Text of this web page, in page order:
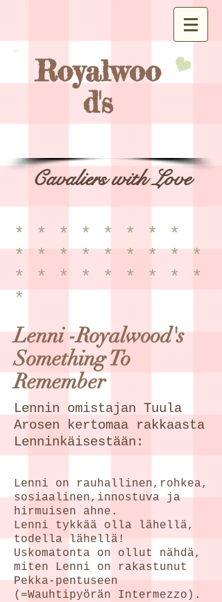
Royalwoo
d's
Cavaliers with Love
* * * * * * * *
* * * * * * * * *
* * * * * * * * *
*
Lenni -Royalwood's
Something To
Remember
Lennin omistajan Tuula
Arosen kertomaa rakkaasta
Lenninkäisestään:
Lenni on rauhallinen,rohkea,
sosiaalinen,innostuva ja
hirmuisen ahne.
Lenni tykkää olla lähellä,
todella lähellä!
Uskomatonta on ollut nähdä,
miten Lenni on rakastunut
Pekka-pentuseen
(=Wauhtipyörän Intermezzo).